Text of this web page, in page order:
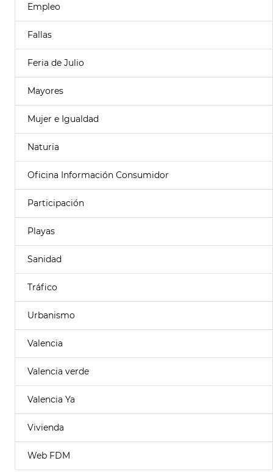
Empleo
Fallas
Feria de Julio
Mayores
Mujer e Igualdad
Naturia
Oficina Información Consumidor
Participación
Playas
Sanidad
Tráfico
Urbanismo
Valencia
Valencia verde
Valencia Ya
Vivienda
Web FDM